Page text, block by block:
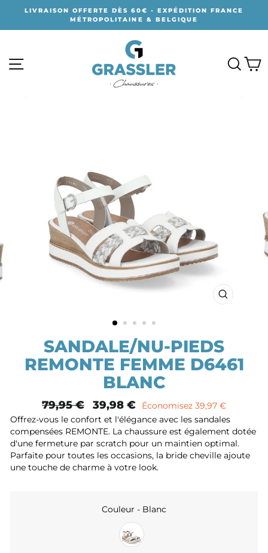
contenu
LIVRAISON OFFERTE DÈS 60€ - EXPÉDITION FRANCE
MÉTROPOLITAINE & BELGIQUE
FERMER
SANDALE/NU-PIEDS
REMONTE FEMME D6461
BLANC
Prix
normal
79,95 €
Prix
remisé
39,98 €
Économisez 39,97 €
Offrez-vous le confort et l'élégance avec les sandales
compensées REMONTE. La chaussure est également dotée
d'une fermeture par scratch pour un maintien optimal.
Parfaite pour toutes les occasions, la bride cheville ajoute
une touche de charme à votre look.
Couleur - Blanc